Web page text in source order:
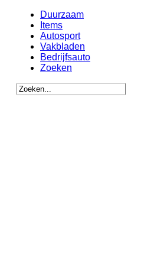
Duurzaam
Items
Autosport
Vakbladen
Bedrijfsauto
Zoeken